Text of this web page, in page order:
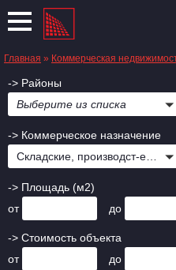
Главная » Коммерческая
-> Районы
Выберите из списка
-> Коммерческое назначение
-> Площадь (м2)
от
до
-> Стоимость объекта
от
до